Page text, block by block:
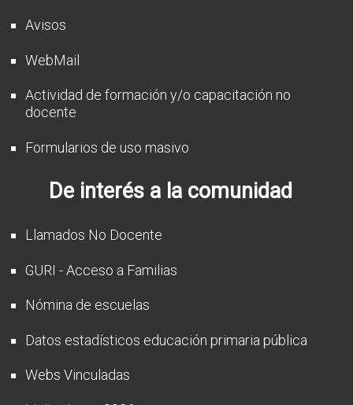
Avisos
WebMail
Actividad de formación y/o capacitación no
docente
Formularios de uso masivo
De interés a la comunidad
Llamados No Docente
GURI - Acceso a Familias
Nómina de escuelas
Datos estadísticos educación primaria pública
Webs Vinculadas